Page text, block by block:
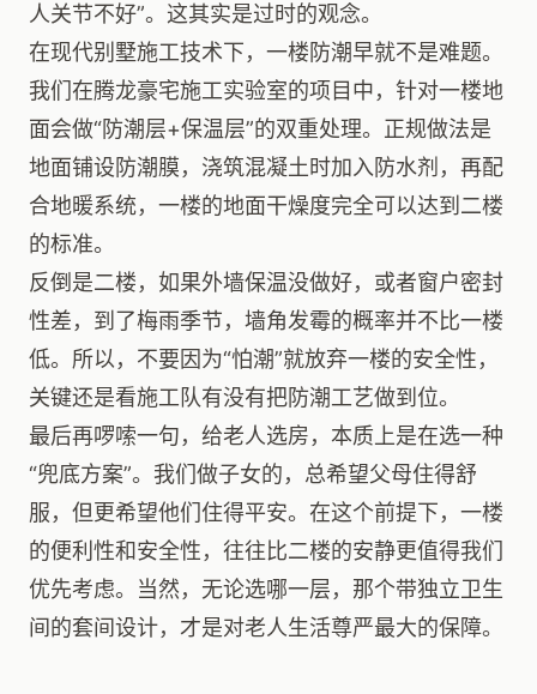
人关节不好”。这其实是过时的观念。
在现代别墅施工技术下，一楼防潮早就不是难题。
我们在腾龙豪宅施工实验室的项目中，针对一楼地
面会做“防潮层+保温层”的双重处理。正规做法是
地面铺设防潮膜，浇筑混凝土时加入防水剂，再配
合地暖系统，一楼的地面干燥度完全可以达到二楼
的标准。
反倒是二楼，如果外墙保温没做好，或者窗户密封
性差，到了梅雨季节，墙角发霉的概率并不比一楼
低。所以，不要因为“怕潮”就放弃一楼的安全性，
关键还是看施工队有没有把防潮工艺做到位。
最后再啰嗦一句，给老人选房，本质上是在选一种
“兜底方案”。我们做子女的，总希望父母住得舒
服，但更希望他们住得平安。在这个前提下，一楼
的便利性和安全性，往往比二楼的安静更值得我们
优先考虑。当然，无论选哪一层，那个带独立卫生
间的套间设计，才是对老人生活尊严最大的保障。